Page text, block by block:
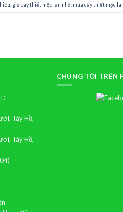
giá cây thiết mộc lan nhỏ mua cây thiết mộc
Tây Hồ,
Tây Hồ,
CHÚNG TÔI TRÊN